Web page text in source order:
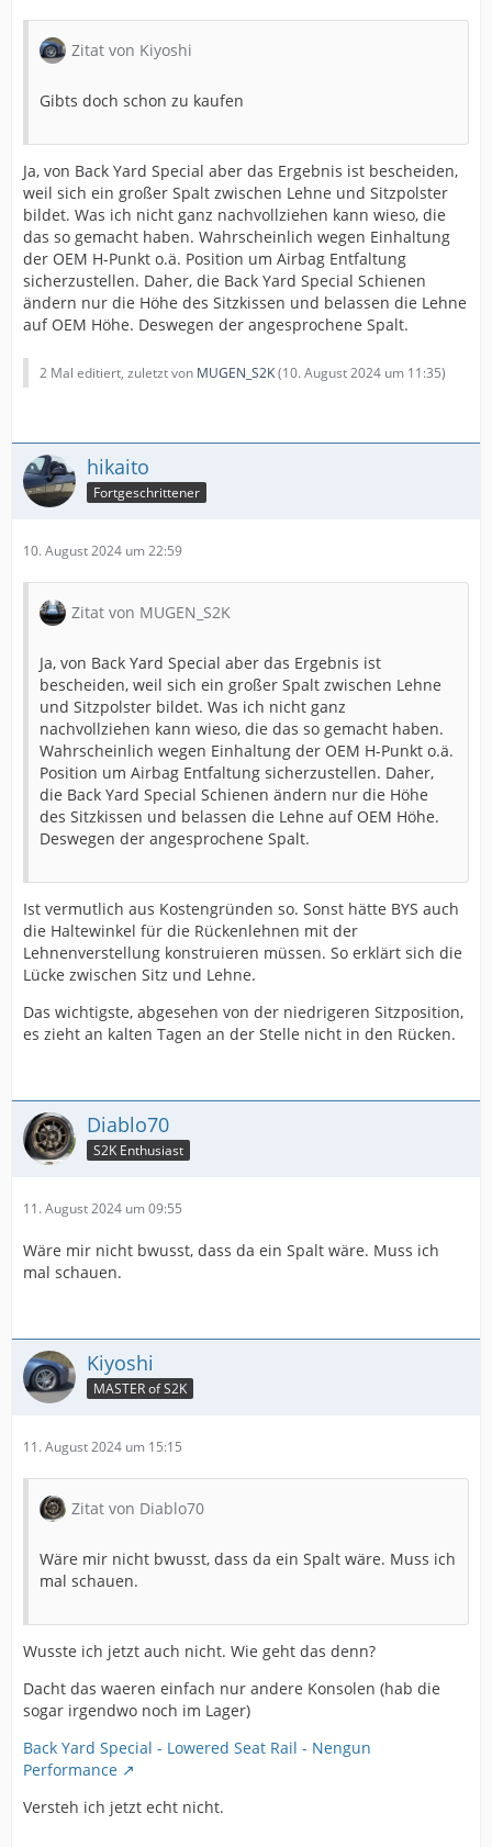
Zitat von Kiyoshi
Gibts doch schon zu kaufen
Ja, von Back Yard Special aber das Ergebnis ist bescheiden,
weil sich ein großer Spalt zwischen Lehne und Sitzpolster
bildet. Was ich nicht ganz nachvollziehen kann wieso, die
das so gemacht haben. Wahrscheinlich wegen Einhaltung
der OEM H-Punkt o.ä. Position um Airbag Entfaltung
sicherzustellen. Daher, die Back Yard Special Schienen
ändern nur die Höhe des Sitzkissen und belassen die Lehne
auf OEM Höhe. Deswegen der angesprochene Spalt.
2 Mal editiert, zuletzt von MUGEN_S2K(10. August 2024 um 11:35)
hikaito
Fortgeschrittener
10. August 2024 um 22:59
Zitat von MUGEN_S2K
Ja, von Back Yard Special aber das Ergebnis ist
bescheiden, weil sich ein großer Spalt zwischen Lehne
und Sitzpolster bildet. Was ich nicht ganz
nachvollziehen kann wieso, die das so gemacht haben.
Wahrscheinlich wegen Einhaltung der OEM H-Punkt o.ä.
Position um Airbag Entfaltung sicherzustellen. Daher,
die Back Yard Special Schienen ändern nur die Höhe
des Sitzkissen und belassen die Lehne auf OEM Höhe.
Deswegen der angesprochene Spalt.
Ist vermutlich aus Kostengründen so. Sonst hätte BYS auch
die Haltewinkel für die Rückenlehnen mit der
Lehnenverstellung konstruieren müssen. So erklärt sich die
Lücke zwischen Sitz und Lehne.
Das wichtigste, abgesehen von der niedrigeren Sitzposition,
es zieht an kalten Tagen an der Stelle nicht in den Rücken.
Diablo70
S2K Enthusiast
11. August 2024 um 09:55
Wäre mir nicht bwusst, dass da ein Spalt wäre. Muss ich
mal schauen.
Kiyoshi
MASTER of S2K
11. August 2024 um 15:15
Zitat von Diablo70
Wäre mir nicht bwusst, dass da ein Spalt wäre. Muss ich
mal schauen.
Wusste ich jetzt auch nicht. Wie geht das denn?
Dacht das waeren einfach nur andere Konsolen (hab die
sogar irgendwo noch im Lager)
Back Yard Special - Lowered Seat Rail - Nengun
Performance
Versteh ich jetzt echt nicht.